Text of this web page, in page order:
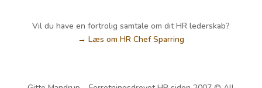
Vil du have en fortrolig samtale om dit HR lederskab?
→ Læs om HR Chef Sparring